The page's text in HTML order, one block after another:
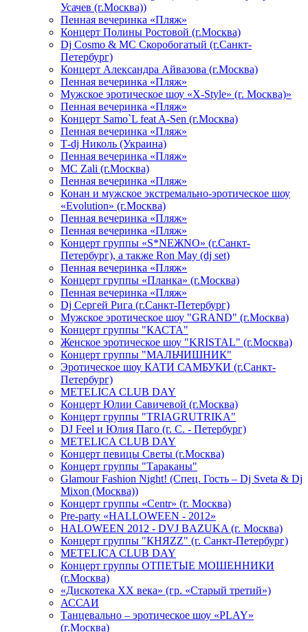
Усачев (г.Москва))
Пенная вечеринка «Пляж»
Концерт Полины Ростовой (г.Москва)
Dj Cosmo & МС Скоробогатый (г.Санкт-
Петербург)
Концерт Александра Айвазова (г.Москва)
Пенная вечеринка «Пляж»
Мужское эротическое шоу «X-Style» (г. Москва)»
Пенная вечеринка «Пляж»
Концерт Samo`L feat A-Sen (г.Москва)
Пенная вечеринка «Пляж»
Т-dj Николь (Украина)
Пенная вечеринка «Пляж»
МС Zali (г.Москва)
Пенная вечеринка «Пляж»
Конан и мужское экстремально-эротическое шоу
«Evolution» (г.Москва)
Пенная вечеринка «Пляж»
Пенная вечеринка «Пляж»
Концерт группы «S*NEЖNO» (г.Санкт-
Петербург), а также Ron May (dj set)
Пенная вечеринка «Пляж»
Концерт группы «Планка» (г.Москва)
Пенная вечеринка «Пляж»
Dj Сергей Рига (г.Санкт-Петербург)
Мужское эротическое шоу "GRAND" (г.Москва)
Концерт группы "КАСТА"
Женское эротическое шоу "KRISTAL" (г.Москва)
Концерт группы "МАЛЬЧИШНИК"
Эротическое шоу КАТИ САМБУКИ (г.Санкт-
Петербург)
METELICA CLUB DAY
Концерт Юлии Савичевой (г.Москва)
Концерт группы "TRIAGRUTRIKA"
DJ Feel и Юлия Паго (г. С. - Петербург)
METELICA CLUB DAY
Концерт певицы Светы (г.Москва)
Концерт группы "Тараканы"
Glamour Fashion Night! (Спец. Гость – Dj Sveta & Dj
Mixon (Москва))
Концерт группы «Centr» (г. Москва)
Pre-party «HALLOWEEN - 2012»
HALOWEEN 2012 - DVJ BAZUKA (г. Москва)
Концерт группы "КНЯZZ" (г. Санкт-Петербург)
METELICA CLUB DAY
Концерт группы ОТПЕТЫЕ МОШЕННИКИ
(г.Москва)
«Дискотека ХХ века» (гр. «Старый третий»)
АССАИ
Танцевально – эротическое шоу «PLAY»
(г.Москва)